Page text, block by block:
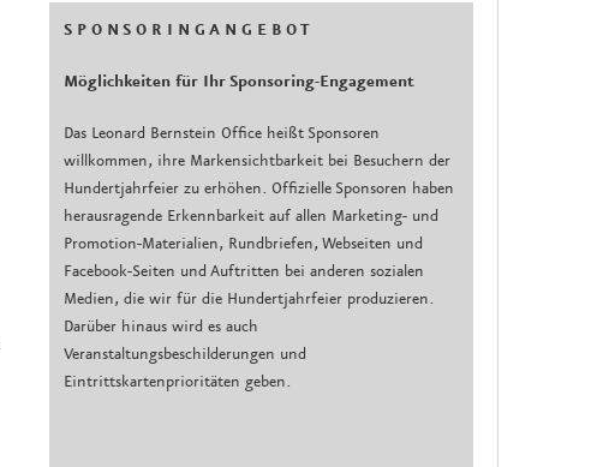
S P O N S O R I N G A N G E B O T
Möglichkeiten für Ihr Sponsoring-Engagement
Das Leonard Bernstein Office heißt Sponsoren
willkommen, ihre Markensichtbarkeit bei Besuchern der
Hundertjahrfeier zu erhöhen. Offizielle Sponsoren haben
herausragende Erkennbarkeit auf allen Marketing- und
Promotion-Materialien, Rundbriefen, Webseiten und
Facebook-Seiten und Auftritten bei anderen sozialen
Medien, die wir für die Hundertjahrfeier produzieren.
Darüber hinaus wird es auch
Veranstaltungsbeschilderungen und
Eintrittskartenprioritäten geben.